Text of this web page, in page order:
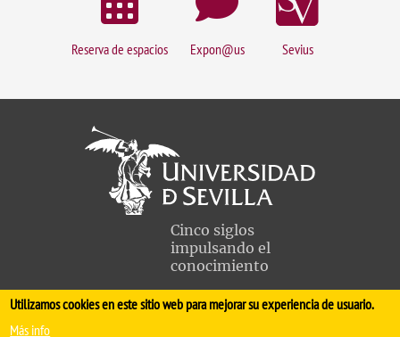
Reserva de espacios Expon@us Sevius
Cinco siglos
impulsando el
conocimiento
FACULTAD DE MEDICINA
Utilizamos cookies en este sitio web para mejorar su experiencia de usuario.
Más info